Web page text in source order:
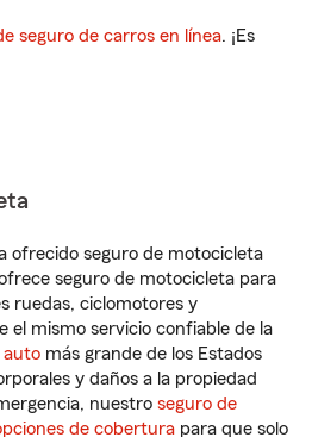
seguro de carros en línea. ¡Es
ofrecido seguro de motocicleta
seguro de motocicleta para
ruedas, ciclomotores y
el mismo servicio confiable de la
auto más grande de los Estados
y daños a la propiedad
nuestro seguro de
de cobertura para que solo